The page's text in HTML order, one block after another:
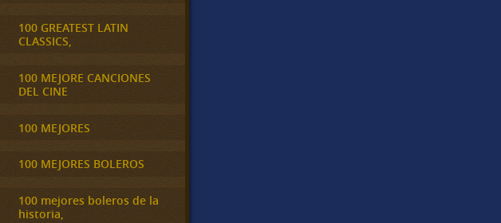
100 GREATEST LATIN
CLASSICS,
100 MEJORE CANCIONES
DEL CINE
100 MEJORES
100 MEJORES BOLEROS
100 mejores boleros de la
historia,